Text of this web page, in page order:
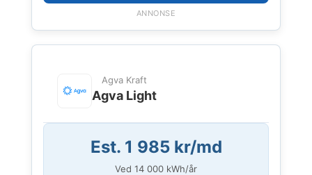
ANNONSE
Agva Kraft
Agva Light
Est. 1 985 kr/md
Ved 14 000 kWh/år